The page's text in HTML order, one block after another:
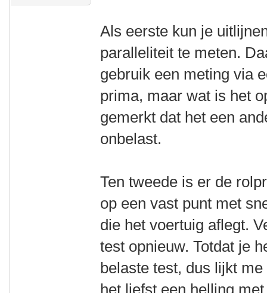
Als eerste kun je
paralleliteit te meten.
gebruik een meting via
prima, maar wat is het
gemerkt dat het een
onbelast.
Ten tweede is er de
op een vast punt met
die het voertuig aflegt.
test opnieuw. Totdat je
belaste test, dus lijkt
het liefst een helling